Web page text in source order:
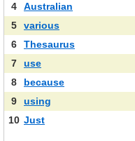
4
Australian
5
various
6
Thesaurus
7
use
8
because
9
using
10 Just